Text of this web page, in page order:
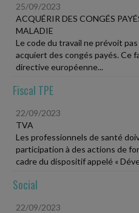
25/09/2023
ACQUÉRIR DES CONGÉS
MALADIE
Le code du travail ne prévoit
acquiert des congés payés. Ce
directive européenne...
Fiscal TPE
22/09/2023
TVA
Les professionnels de santé
participation à des actions de
cadre du dispositif appelé «
Social
22/09/2023